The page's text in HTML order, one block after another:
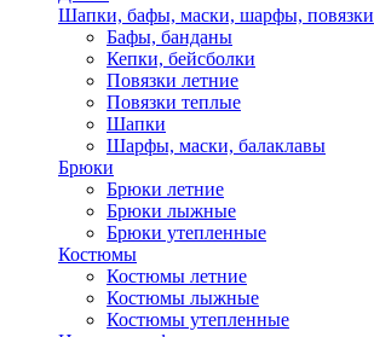
Шапки, бафы, маски, шарфы, повязки
Бафы, банданы
Кепки, бейсболки
Повязки летние
Повязки теплые
Шапки
Шарфы, маски, балаклавы
Брюки
Брюки летние
Брюки лыжные
Брюки утепленные
Костюмы
Костюмы летние
Костюмы лыжные
Костюмы утепленные